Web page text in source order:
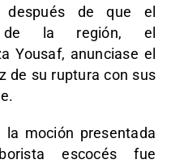
después de que el
de la región, el
Yousaf, anunciase el
de su ruptura con sus
la moción presentada
escocés fue